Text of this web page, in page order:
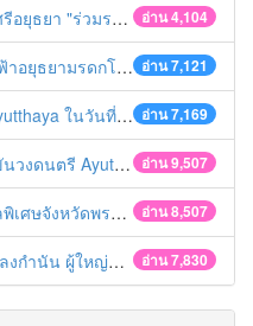
อ่าน 4,104
ข็มขัด" เทศกาลสงกรานต์ ปี 2561
อ่าน 7,121
ยุธยามรดกโลก
อ่าน 7,169
นที่ 15 ธันวาคม 2560
อ่าน 9,507
battle of the bands
อ่าน 8,507
นครศรีอยุธยา 2560
อ่าน 7,830
น ผู้ใหญ่บ้าน ฯลฯ